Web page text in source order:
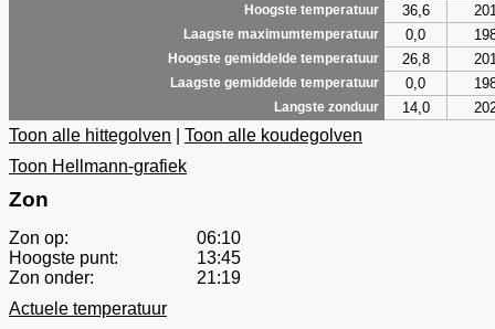
Hoogste temperatuur
36,6
Laagste maximumtemperatuur 0,0
Hoogste gemiddelde temperatuur 26,8
Laagste gemiddelde temperatuur 0,0
Langste zonduur 14,0
Toon alle hittegolven
Toon alle koudegolven
Toon Hellmann-grafiek
Zon
Zon op:
06:10
Hoogste punt:
13:45
Zon onder:
21:19
Actuele temperatuur